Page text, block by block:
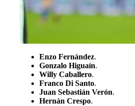
Enzo Fernández.
Gonzalo Higuaín.
Willy Caballero.
Franco Di Santo.
Juan Sebastián Verón.
Hernán Crespo.